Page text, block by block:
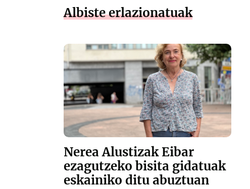
Albiste erlazionatuak
Nerea Alustizak Eibar
ezagutzeko bisita gidatuak
eskainiko ditu abuztuan